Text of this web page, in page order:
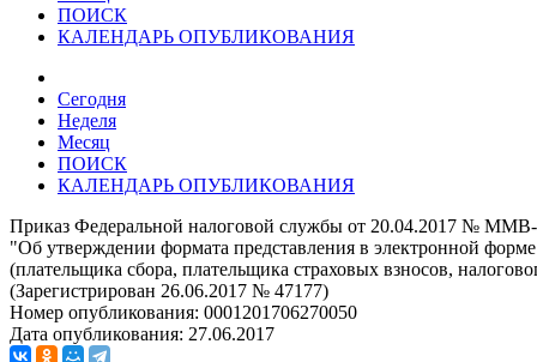
ПОИСК
КАЛЕНДАРЬ ОПУБЛИКОВАНИЯ
Сегодня
Неделя
Месяц
ПОИСК
КАЛЕНДАРЬ ОПУБЛИКОВАНИЯ
Приказ Федеральной налоговой службы от 20.04.2017 № ММВ-
"Об утверждении формата представления в электронной
(плательщика сбора, плательщика страховых взносов,
(Зарегистрирован 26.06.2017 № 47177)
Номер опубликования: 0001201706270050
Дата опубликования: 27.06.2017